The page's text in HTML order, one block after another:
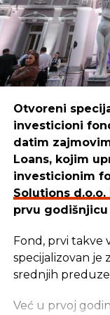
“Mi smo
unaprijedimo i
djecu,
udžbenici
uče i odrastaju.”
Cilj u
budemo
razvijaju i
nastavljaju
njihove ideje,
zaključuju u
Otvoreni
investicioni
datim
Loans, kojim
investicionim
Solutions d.o.o.
prvu
Fond, prvi takve
specijalizovan je
srednjih
Već u prvoj